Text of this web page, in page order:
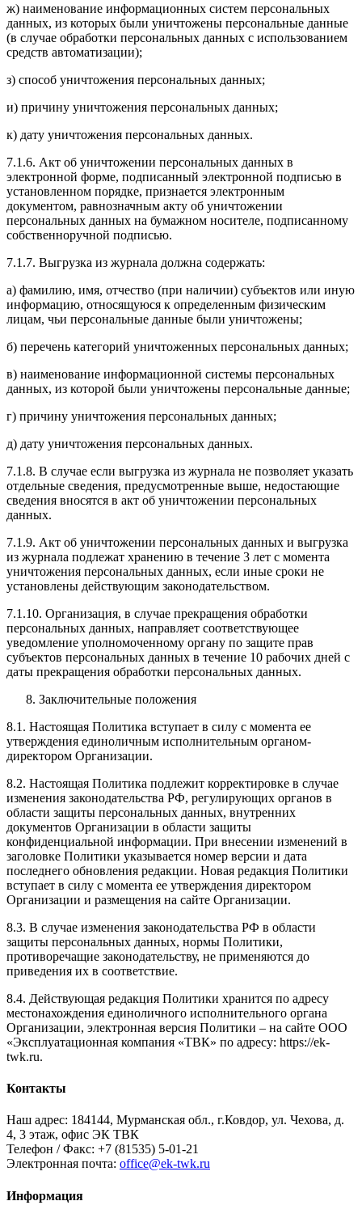
ж) наименование информационных систем персональных
данных, из которых были уничтожены персональные данные
(в случае обработки персональных данных с использованием
средств автоматизации);
з) способ уничтожения персональных данных;
и) причину уничтожения персональных данных;
к) дату уничтожения персональных данных.
7.1.6. Акт об уничтожении персональных данных в
электронной форме, подписанный электронной подписью в
установленном порядке, признается электронным
документом, равнозначным акту об уничтожении
персональных данных на бумажном носителе, подписанному
собственноручной подписью.
7.1.7. Выгрузка из журнала должна содержать:
а) фамилию, имя, отчество (при наличии) субъектов или иную
информацию, относящуюся к определенным физическим
лицам, чьи персональные данные были уничтожены;
б) перечень категорий уничтоженных персональных данных;
в) наименование информационной системы персональных
данных, из которой были уничтожены персональные данные;
г) причину уничтожения персональных данных;
д) дату уничтожения персональных данных.
7.1.8. В случае если выгрузка из журнала не позволяет указать
отдельные сведения, предусмотренные выше, недостающие
сведения вносятся в акт об уничтожении персональных
данных.
7.1.9. Акт об уничтожении персональных данных и выгрузка
из журнала подлежат хранению в течение 3 лет с момента
уничтожения персональных данных, если иные сроки не
установлены действующим законодательством.
7.1.10. Организация, в случае прекращения обработки
персональных данных, направляет соответствующее
уведомление уполномоченному органу по защите прав
субъектов персональных данных в течение 10 рабочих дней с
даты прекращения обработки персональных данных.
Заключительные положения
8.1. Настоящая Политика вступает в силу с момента ее
утверждения единоличным исполнительным органом-
директором Организации.
8.2. Настоящая Политика подлежит корректировке в случае
изменения законодательства РФ, регулирующих органов в
области защиты персональных данных, внутренних
документов Организации в области защиты
конфиденциальной информации. При внесении изменений в
заголовке Политики указывается номер версии и дата
последнего обновления редакции. Новая редакция Политики
вступает в силу с момента ее утверждения директором
Организации и размещения на сайте Организации.
8.3. В случае изменения законодательства РФ в области
защиты персональных данных, нормы Политики,
противоречащие законодательству, не применяются до
приведения их в соответствие.
8.4. Действующая редакция Политики хранится по адресу
местонахождения единоличного исполнительного органа
Организации, электронная версия Политики – на сайте ООО
«Эксплуатационная компания «ТВК» по адресу: https://ek-
twk.ru.
Контакты
Наш адрес: 184144, Мурманская обл., г.Ковдор, ул. Чехова, д.
4, 3 этаж, офис ЭК ТВК
Телефон / Факс: +7 (81535) 5-01-21
Электронная почта: office@ek-twk.ru
Информация